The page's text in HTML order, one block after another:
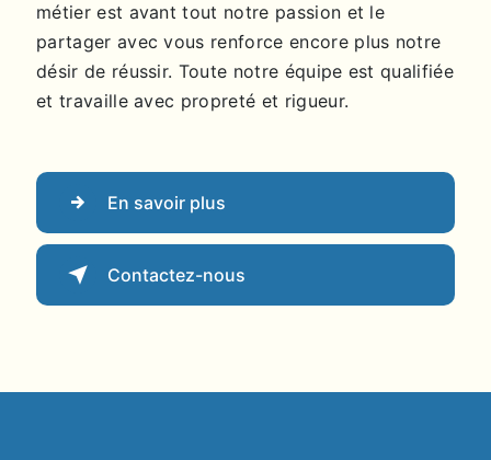
métier est avant tout notre passion et le
partager avec vous renforce encore plus notre
désir de réussir. Toute notre équipe est qualifiée
et travaille avec propreté et rigueur.
En savoir plus
Contactez-nous